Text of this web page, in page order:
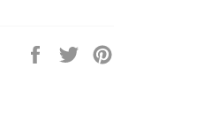
Auf
Auf